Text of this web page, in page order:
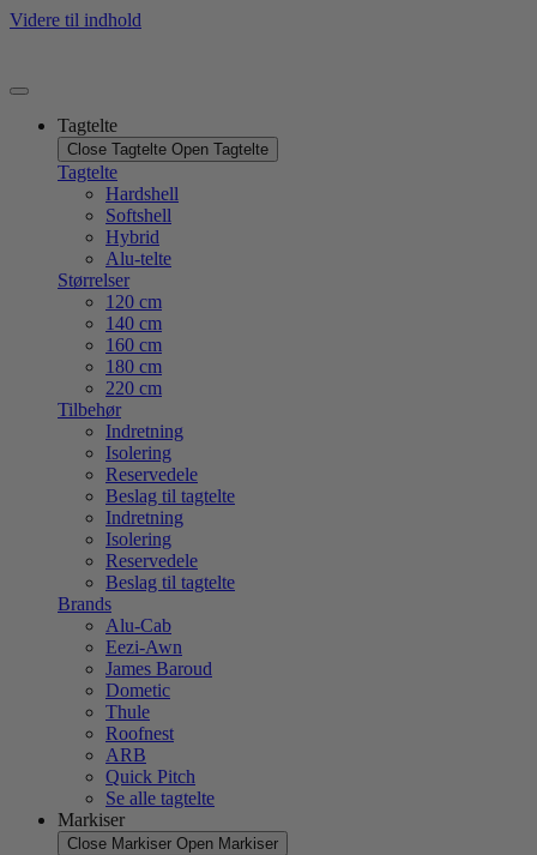
Videre til indhold
Tagtelte
Close Tagtelte Open Tagtelte
Tagtelte
Hardshell
Softshell
Hybrid
Alu-telte
Størrelser
120 cm
140 cm
160 cm
180 cm
220 cm
Tilbehør
Indretning
Isolering
Reservedele
Beslag til tagtelte
Indretning
Isolering
Reservedele
Beslag til tagtelte
Brands
Alu-Cab
Eezi-Awn
James Baroud
Dometic
Thule
Roofnest
ARB
Quick Pitch
Se alle tagtelte
Markiser
Close Markiser Open Markiser